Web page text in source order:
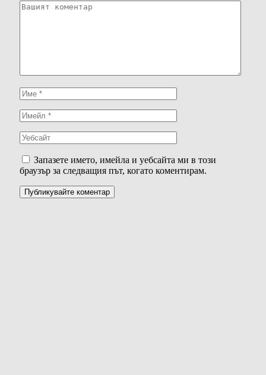
Запазете името, имейла и уебсайта ми в този
браузър за следващия път, когато коментирам.